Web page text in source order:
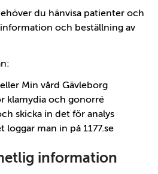
du hänvisa patienter och
information och beställning av
Min vård Gävleborg
klamydia och gonorré
skicka in det för analys
loggar man in på 1177.se
information